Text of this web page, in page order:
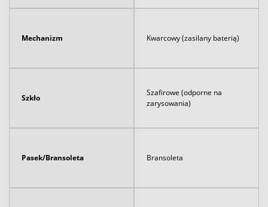
Mechanizm Kwarcowy (zasilany baterią)
Szkło
Szafirowe (odporne na
zarysowania)
Pasek/Bransoleta Bransoleta